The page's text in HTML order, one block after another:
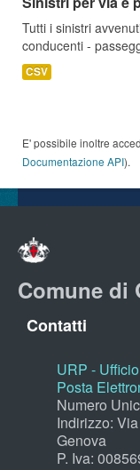
Tutti i sinistri
conducenti -
CSV
E' possibile inoltre
Documentazione API).
Comune di
Contatti
URP -
Posta
Numero
Indirizzo:
Genova
P. Iva: